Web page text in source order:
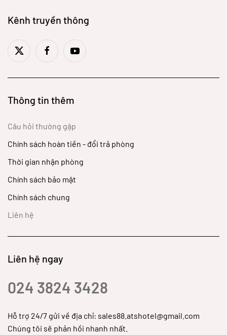
Kênh truyền thông
Thông tin thêm
Câu hỏi thường gặp
Chính sách hoàn tiền - đổi trả phòng
Thời gian nhận phòng
Chính sách bảo mật
Chính sách chung
Liên hệ
Liên hệ ngay
024 3824 3428
Hỗ trợ 24/7 gửi về địa chỉ: sales88.atshotel@gmail.com
Chúng tôi sẽ phản hồi nhanh nhất.